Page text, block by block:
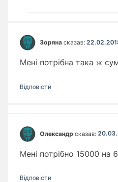
Зоряна сказав:
Мені потрібна така ж
Відповіcти
Олександр сказав:
Мені потрібно 15000 на 6
Відповіcти